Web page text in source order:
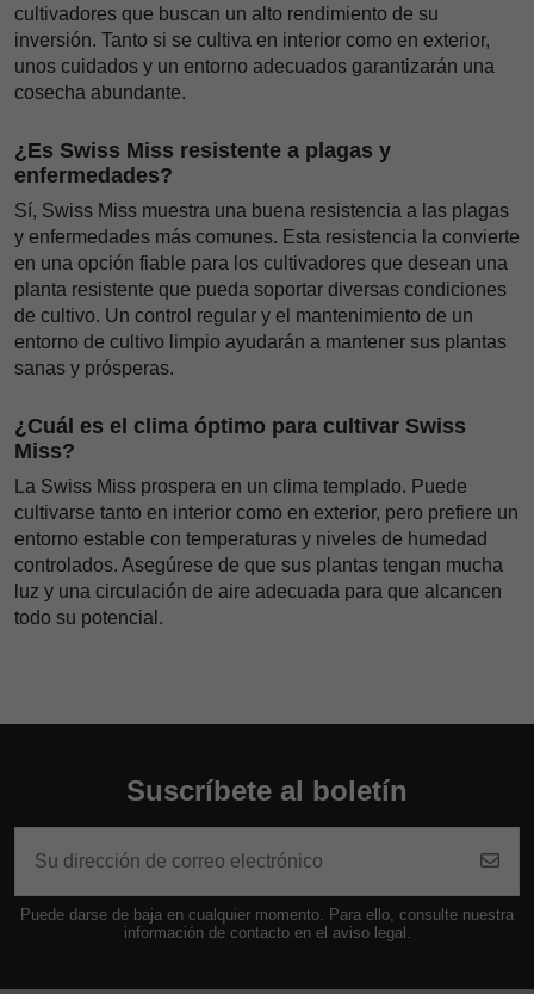
cultivadores que buscan un alto rendimiento de su
inversión. Tanto si se cultiva en interior como en exterior,
unos cuidados y un entorno adecuados garantizarán una
cosecha abundante.
¿Es Swiss Miss resistente a plagas y
enfermedades?
Sí, Swiss Miss muestra una buena resistencia a las plagas
y enfermedades más comunes. Esta resistencia la convierte
en una opción fiable para los cultivadores que desean una
planta resistente que pueda soportar diversas condiciones
de cultivo. Un control regular y el mantenimiento de un
entorno de cultivo limpio ayudarán a mantener sus plantas
sanas y prósperas.
¿Cuál es el clima óptimo para cultivar Swiss
Miss?
La Swiss Miss prospera en un clima templado. Puede
cultivarse tanto en interior como en exterior, pero prefiere un
entorno estable con temperaturas y niveles de humedad
controlados. Asegúrese de que sus plantas tengan mucha
luz y una circulación de aire adecuada para que alcancen
todo su potencial.
Suscríbete al boletín
Puede darse de baja en cualquier momento. Para ello, consulte nuestra
información de contacto en el aviso legal.